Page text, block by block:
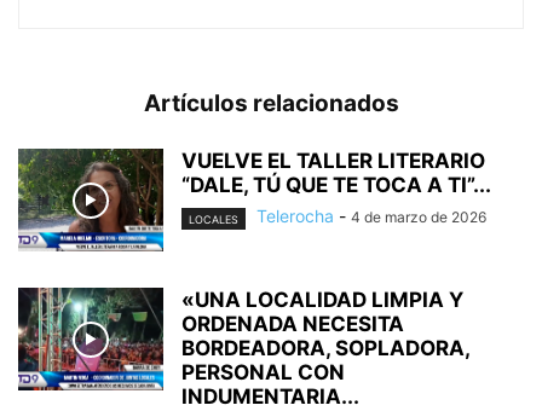
Artículos relacionados
VUELVE EL TALLER LITERARIO
“DALE, TÚ QUE TE TOCA A TI”...
LOCALES Telerocha - 4 de marzo de 2026
«UNA LOCALIDAD LIMPIA Y
ORDENADA NECESITA
BORDEADORA, SOPLADORA,
PERSONAL CON
INDUMENTARIA...